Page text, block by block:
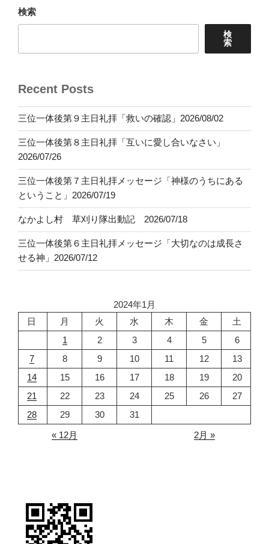
検索
検
索
Recent Posts
三位一体後第９主日礼拝「救いの確認」2026/08/02
三位一体後第８主日礼拝「互いに愛し合いなさい」
2026/07/26
三位一体後第７主日礼拝メッセージ「神様のうちにある
ということ」2026/07/19
なかよし村 草刈り隊出動記 2026/07/18
三位一体後第６主日礼拝メッセージ「大切なのは成長さ
せる神」2026/07/12
2024年1月
日
月 火 水 木 金
土
1
2 3 4 5
6
7
8 9 10 11 12
13
14
15 16 17 18 19
20
21
22 23 24 25 26
27
28
29 30
31
« 12月
2月 »